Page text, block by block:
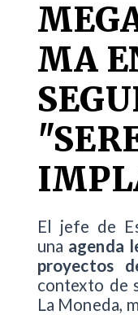
MA
El jefe de
una agenda
proyectos
contexto de
La Moneda,